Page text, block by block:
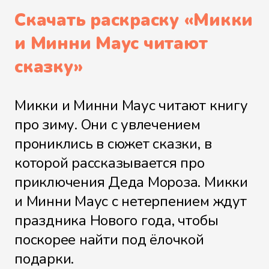
Скачать раскраску «Микки
и Минни Маус читают
сказку»
Микки и Минни Маус читают книгу
про зиму. Они с увлечением
прониклись в сюжет сказки, в
которой рассказывается про
приключения Деда Мороза. Микки
и Минни Маус с нетерпением ждут
праздника Нового года, чтобы
поскорее найти под ёлочкой
подарки.